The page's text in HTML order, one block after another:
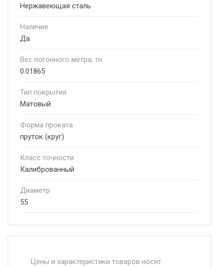
Нержавеющая сталь
Наличие
Да
Вес погонного метра, тн
0.01865
Тип покрытия
Матовый
Форма проката
пруток (круг)
Класс точности
Калиброванный
Диаметр
55
Москве и Московской области.
Цены и характеристики товаров носят